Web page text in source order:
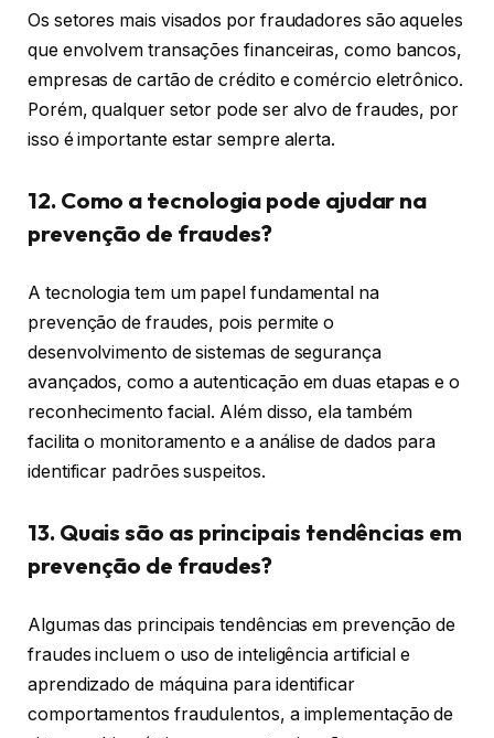
Os setores mais visados por fraudadores são aqueles
que envolvem transações financeiras, como bancos,
empresas de cartão de crédito e comércio eletrônico.
Porém, qualquer setor pode ser alvo de fraudes, por
isso é importante estar sempre alerta.
12. Como a tecnologia pode ajudar na
prevenção de fraudes?
A tecnologia tem um papel fundamental na
prevenção de fraudes, pois permite o
desenvolvimento de sistemas de segurança
avançados, como a autenticação em duas etapas e o
reconhecimento facial. Além disso, ela também
facilita o monitoramento e a análise de dados para
identificar padrões suspeitos.
13. Quais são as principais tendências em
prevenção de fraudes?
Algumas das principais tendências em prevenção de
fraudes incluem o uso de inteligência artificial e
aprendizado de máquina para identificar
comportamentos fraudulentos, a implementação de